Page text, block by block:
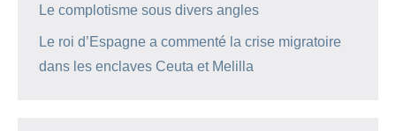
Le complotisme sous divers angles
Le roi d’Espagne a commenté la crise migratoire
dans les enclaves Ceuta et Melilla